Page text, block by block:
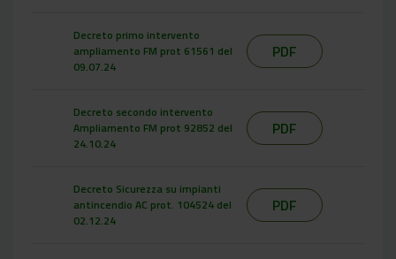
Decreto primo intervento
ampliamento FM prot 61561 del
09.07.24
PDF
Decreto secondo intervento
Ampliamento FM prot 92852 del
24.10.24
PDF
Decreto Sicurezza su impianti
antincendio AC prot. 104524 del
02.12.24
PDF